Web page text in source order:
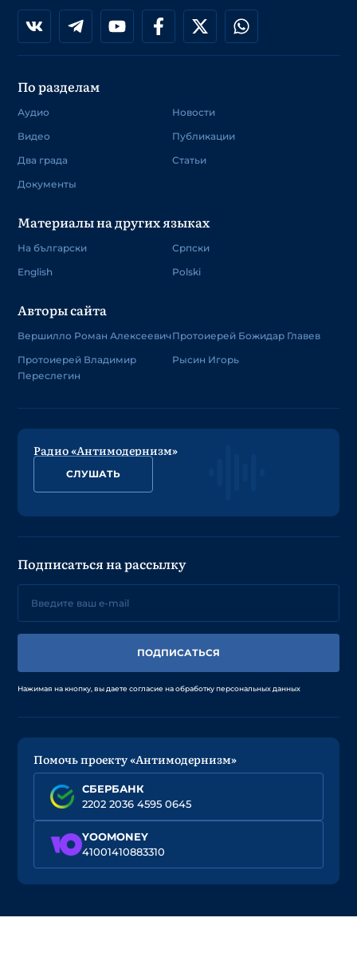
По разделам
Аудио
Видео
Два града
Документы
Новости
Публикации
Статьи
Материалы на других языках
На български
English
Српски
Polski
Авторы сайта
Вершилло Роман Алексеевич
Протоиерей Владимир
Переслегин
Протоиерей Божидар Главев
Рысин Игорь
Радио «Антимодернизм»
СЛУШАТЬ
Подписаться на рассылку
ПОДПИСАТЬСЯ
Нажимая на кнопку, вы даете согласие на обработку персональных данных
Помочь проекту «Антимодернизм»
СБЕРБАНК
2202 2036 4595 0645
YOOMONEY
41001410883310